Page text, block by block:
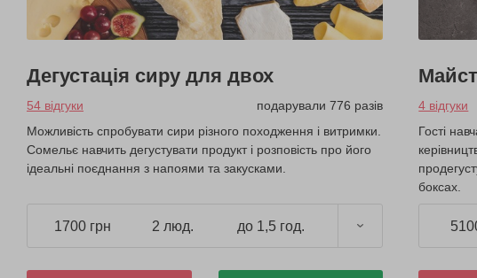
Дегустація сиру для двох
54 відгуки
подарували 776 разів
Можливість спробувати сири різного походження і витримки.
Сомельє навчить дегустувати продукт і розповість про його
ідеальні поєднання з напоями та закусками.
1700 грн 2 люд. до 1,5 год.
4 відгуки
Гості
боксах.